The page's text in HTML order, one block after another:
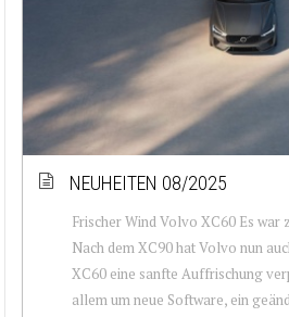
NEUHEITEN 08/2025
Frischer Wind Volvo XC60 Es war
Nach dem XC90 hat Volvo nun
XC60 eine sanfte Auffrischung
allem um neue Software, ein